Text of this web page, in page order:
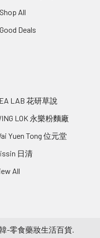
Shop All
Good Deals
LAB 花研草說
LOK 永樂粉麵廠
Yuen Tong 位元堂
日清
All
-零食藥妝生活百貨.